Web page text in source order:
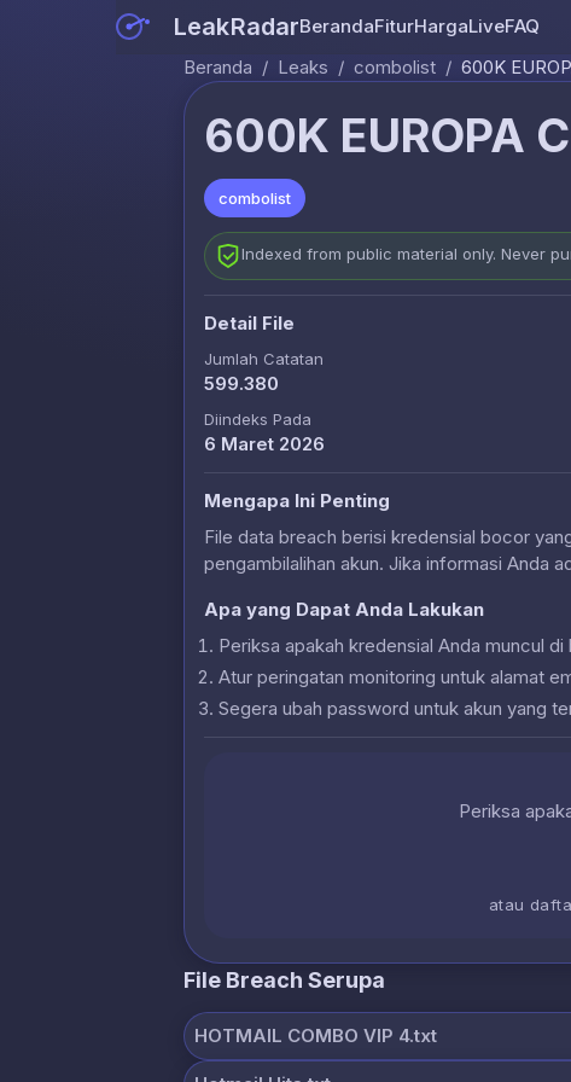
LeakRadarBerandaFiturHargaLiveFAQ
Beranda / Leaks / combolist / 600K
600K EUROPA
combolist
Indexed from public material only. Never
Detail File
Jumlah Catatan
599.380
Diindeks Pada
6 Maret 2026
Mengapa Ini Penting
File data breach berisi kredensial bocor
pengambilalihan akun. Jika informasi Anda
Apa yang Dapat Anda Lakukan
Periksa apakah kredensial Anda muncul
Atur peringatan monitoring untuk alamat
Segera ubah password untuk akun yang
Periksa
atau
File Breach Serupa
HOTMAIL COMBO VIP 4.txt